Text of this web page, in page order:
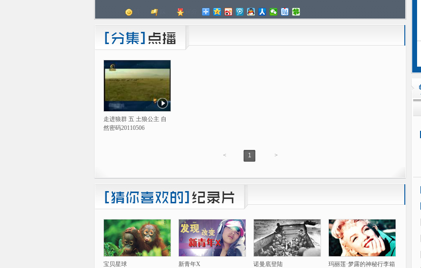
走进狼群 五 土狼公主 自
然密码20110506
< 1 >
宝贝星球 新青年X 诺曼底登陆 玛丽莲·梦露的神秘行李箱